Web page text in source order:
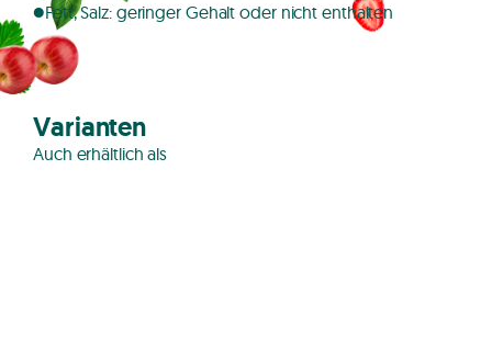
Fett, Salz: geringer Gehalt oder nicht enthalten
Varianten
Auch erhältlich als